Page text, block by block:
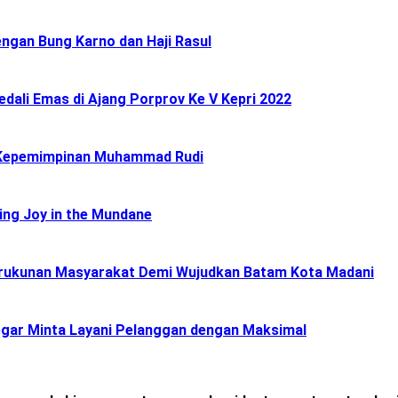
Bung Karno dan Haji Rasul
Emas di Ajang Porprov Ke V Kepri 2022
Muhammad Rudi
Joy in the Mundane
Masyarakat Demi Wujudkan Batam Kota Madani
Minta Layani Pelanggan dengan Maksimal